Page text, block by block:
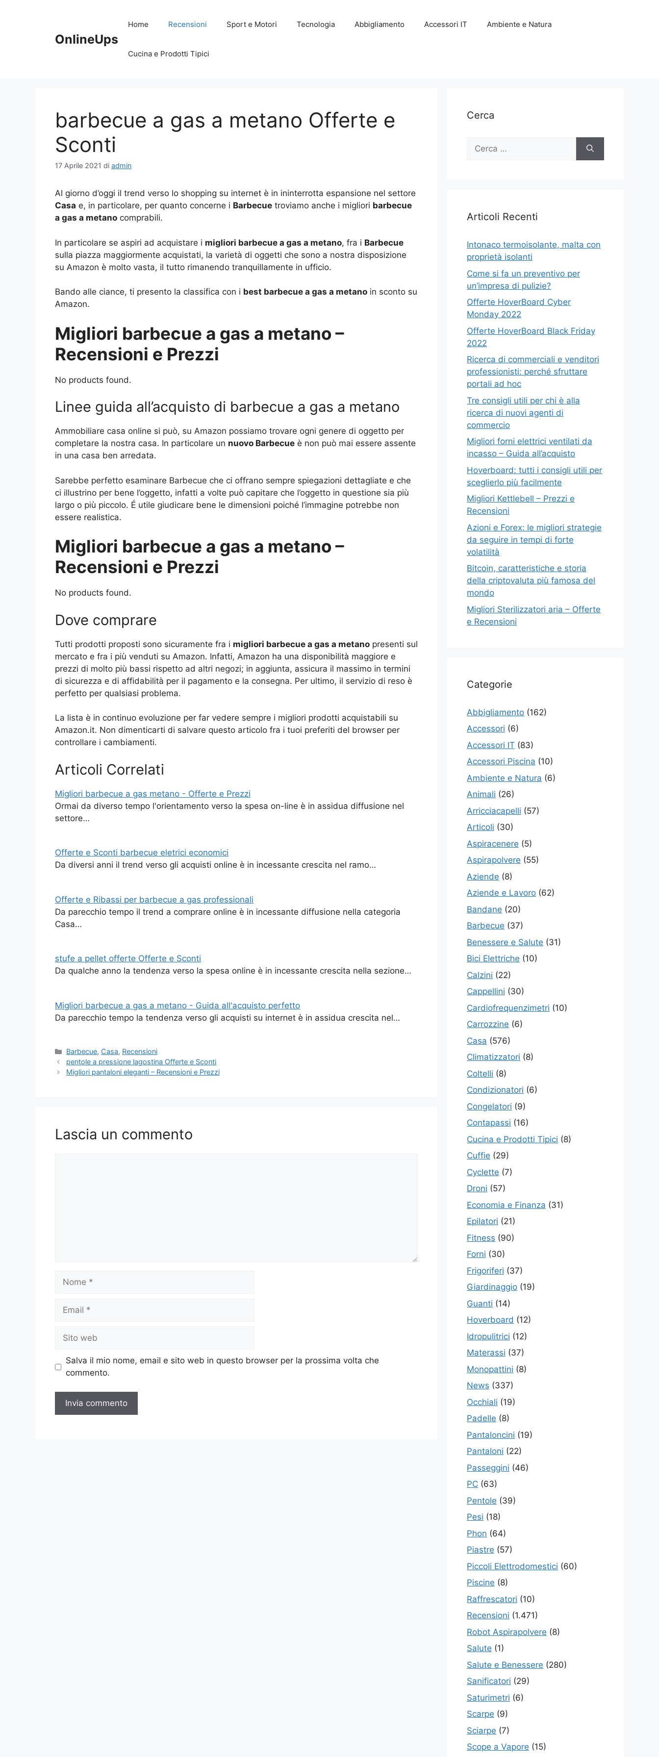
OnlineUps
Home Recensioni Sport e Motori Tecnologia Abbigliamento Accessori IT Ambiente e Natura
Cucina e Prodotti Tipici
barbecue a gas a metano Offerte e
Sconti
17 Aprile 2021 di admin
Al giorno d’oggi il trend verso lo shopping su internet è in ininterrotta espansione nel settore
Casa e, in particolare, per quanto concerne i Barbecue troviamo anche i migliori barbecue
a gas a metano comprabili.
In particolare se aspiri ad acquistare i migliori barbecue a gas a metano, fra i Barbecue
sulla piazza maggiormente acquistati, la varietà di oggetti che sono a nostra disposizione
su Amazon è molto vasta, il tutto rimanendo tranquillamente in ufficio.
Bando alle ciance, ti presento la classifica con i best barbecue a gas a metano in sconto su
Amazon.
Migliori barbecue a gas a metano –
Recensioni e Prezzi
No products found.
Linee guida all’acquisto di barbecue a gas a metano
Ammobiliare casa online si può, su Amazon possiamo trovare ogni genere di oggetto per
completare la nostra casa. In particolare un nuovo Barbecue è non può mai essere assente
in una casa ben arredata.
Sarebbe perfetto esaminare Barbecue che ci offrano sempre spiegazioni dettagliate e che
ci illustrino per bene l’oggetto, infatti a volte può capitare che l’oggetto in questione sia più
largo o più piccolo. É utile giudicare bene le dimensioni poiché l’immagine potrebbe non
essere realistica.
Migliori barbecue a gas a metano –
Recensioni e Prezzi
No products found.
Dove comprare
Tutti prodotti proposti sono sicuramente fra i migliori barbecue a gas a metano presenti sul
mercato e fra i più venduti su Amazon. Infatti, Amazon ha una disponibilità maggiore e
prezzi di molto più bassi rispetto ad altri negozi; in aggiunta, assicura il massimo in termini
di sicurezza e di affidabilità per il pagamento e la consegna. Per ultimo, il servizio di reso è
perfetto per qualsiasi problema.
La lista è in continuo evoluzione per far vedere sempre i migliori prodotti acquistabili su
Amazon.it. Non dimenticarti di salvare questo articolo fra i tuoi preferiti del browser per
controllare i cambiamenti.
Articoli Correlati
Migliori barbecue a gas metano - Offerte e Prezzi
Ormai da diverso tempo l'orientamento verso la spesa on-line è in assidua diffusione nel
settore…
Offerte e Sconti barbecue eletrici economici
Da diversi anni il trend verso gli acquisti online è in incessante crescita nel ramo…
Offerte e Ribassi per barbecue a gas professionali
Da parecchio tempo il trend a comprare online è in incessante diffusione nella categoria
Casa…
stufe a pellet offerte Offerte e Sconti
Da qualche anno la tendenza verso la spesa online è in incessante crescita nella sezione…
Migliori barbecue a gas a metano - Guida all'acquisto perfetto
Da parecchio tempo la tendenza verso gli acquisti su internet è in assidua crescita nel…
Categorie
Barbecue, Casa, Recensioni
pentole a pressione lagostina Offerte e Sconti
Migliori pantaloni eleganti – Recensioni e Prezzi
Lascia un commento
Nome
Email
Sito
web
Salva il mio nome, email e sito web in questo browser per la prossima volta che
commento.
Cerca
Ricerca
Articoli Recenti
Intonaco termoisolante, malta con
proprietà isolanti
Come si fa un preventivo per
un’impresa di pulizie?
Offerte HoverBoard Cyber
Monday 2022
Offerte HoverBoard Black Friday
2022
Ricerca di commerciali e venditori
professionisti: perché sfruttare
portali ad hoc
Tre consigli utili per chi è alla
ricerca di nuovi agenti di
commercio
Migliori forni elettrici ventilati da
incasso – Guida all’acquisto
Hoverboard: tutti i consigli utili per
sceglierlo più facilmente
Migliori Kettlebell – Prezzi e
Recensioni
Azioni e Forex: le migliori strategie
da seguire in tempi di forte
volatilità
Bitcoin, caratteristiche e storia
della criptovaluta più famosa del
mondo
Migliori Sterilizzatori aria – Offerte
e Recensioni
Categorie
Abbigliamento (162)
Accessori (6)
Accessori IT (83)
Accessori Piscina (10)
Ambiente e Natura (6)
Animali (26)
Arricciacapelli (57)
Articoli (30)
Aspiracenere (5)
Aspirapolvere (55)
Aziende (8)
Aziende e Lavoro (62)
Bandane (20)
Barbecue (37)
Benessere e Salute (31)
Bici Elettriche (10)
Calzini (22)
Cappellini (30)
Cardiofrequenzimetri (10)
Carrozzine (6)
Casa (576)
Climatizzatori (8)
Coltelli (8)
Condizionatori (6)
Congelatori (9)
Contapassi (16)
Cucina e Prodotti Tipici (8)
Cuffie (29)
Cyclette (7)
Droni (57)
Economia e Finanza (31)
Epilatori (21)
Fitness (90)
Forni (30)
Frigoriferi (37)
Giardinaggio (19)
Guanti (14)
Hoverboard (12)
Idropulitrici (12)
Materassi (37)
Monopattini (8)
News (337)
Occhiali (19)
Padelle (8)
Pantaloncini (19)
Pantaloni (22)
Passeggini (46)
PC (63)
Pentole (39)
Pesi (18)
Phon (64)
Piastre (57)
Piccoli Elettrodomestici (60)
Piscine (8)
Raffrescatori (10)
Recensioni (1.471)
Robot Aspirapolvere (8)
Salute (1)
Salute e Benessere (280)
Sanificatori (29)
Saturimetri (6)
Scarpe (9)
Sciarpe (7)
Scope a Vapore (15)